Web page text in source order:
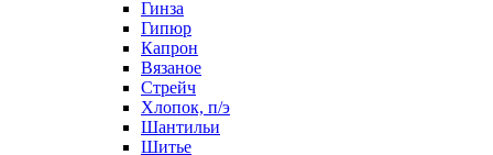
Гинза
Гипюр
Капрон
Вязаное
Стрейч
Хлопок, п/э
Шантильи
Шитье